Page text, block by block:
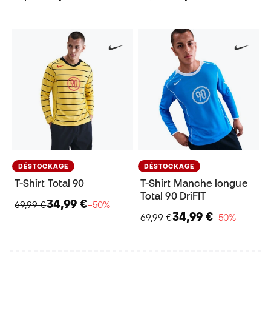
DÉSTOCKAGE
T-Shirt Total 90
69,99 €34,99 €−50%
DÉSTOCKAGE
T-Shirt Manche longue
Total 90 DriFIT
69,99 €34,99 €−50%